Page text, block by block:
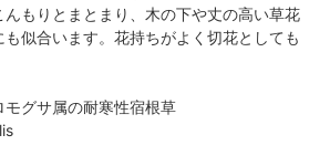
もりとまとまり、木の下や丈の高い草花
似合います。花持ちがよく切花としても
モグサ属の耐寒性宿根草